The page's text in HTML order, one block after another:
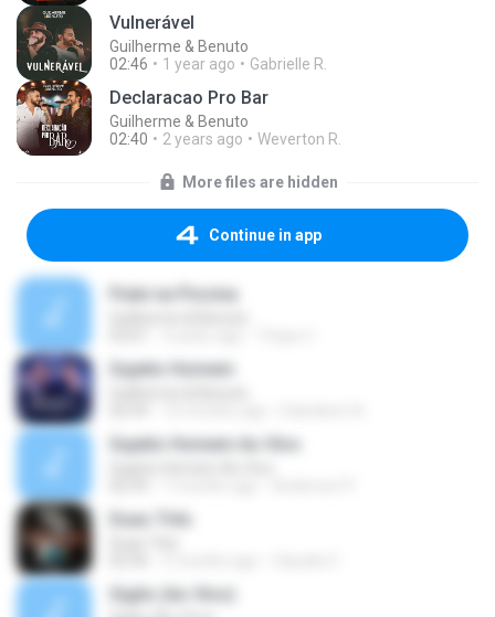
Vulnerável
Guilherme & Benuto
02:46
1 year ago Gabrielle R.
Declaracao Pro Bar
Guilherme & Benuto
02:40
2 years ago Weverton R.
More files are hidden
Continue in app
Pulei na Piscina
Sujeito Homem
Sujeito Homem Ao Vivo
Duas Três
Sigilo (Ao Vivo)